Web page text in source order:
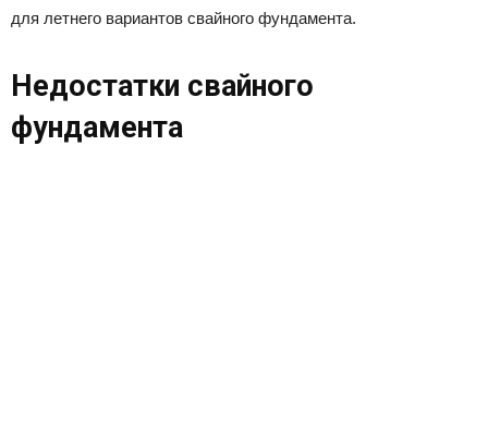
для летнего вариантов свайного фундамента.
Недостатки свайного
фундамента